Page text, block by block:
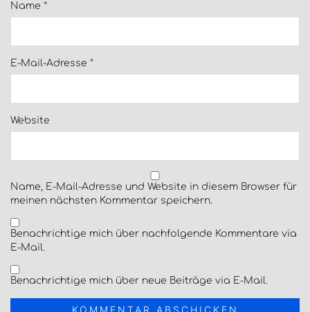
Name *
E-Mail-Adresse *
Website
Name, E-Mail-Adresse und Website in diesem Browser für
meinen nächsten Kommentar speichern.
Benachrichtige mich über nachfolgende Kommentare via
E-Mail.
Benachrichtige mich über neue Beiträge via E-Mail.